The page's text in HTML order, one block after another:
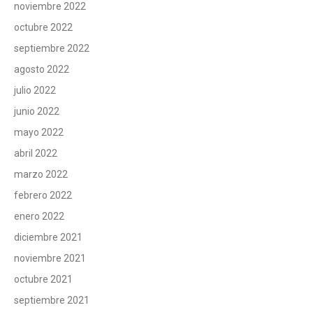
noviembre 2022
octubre 2022
septiembre 2022
agosto 2022
julio 2022
junio 2022
mayo 2022
abril 2022
marzo 2022
febrero 2022
enero 2022
diciembre 2021
noviembre 2021
octubre 2021
septiembre 2021